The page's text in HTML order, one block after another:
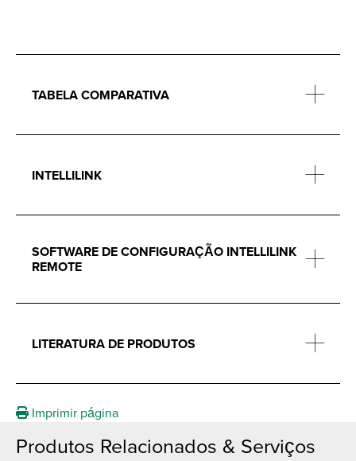
TABELA COMPARATIVA
INTELLILINK
SOFTWARE DE CONFIGURAÇÃO INTELLILINK
REMOTE
LITERATURA DE PRODUTOS
Imprimir página
Produtos Relacionados & Serviços